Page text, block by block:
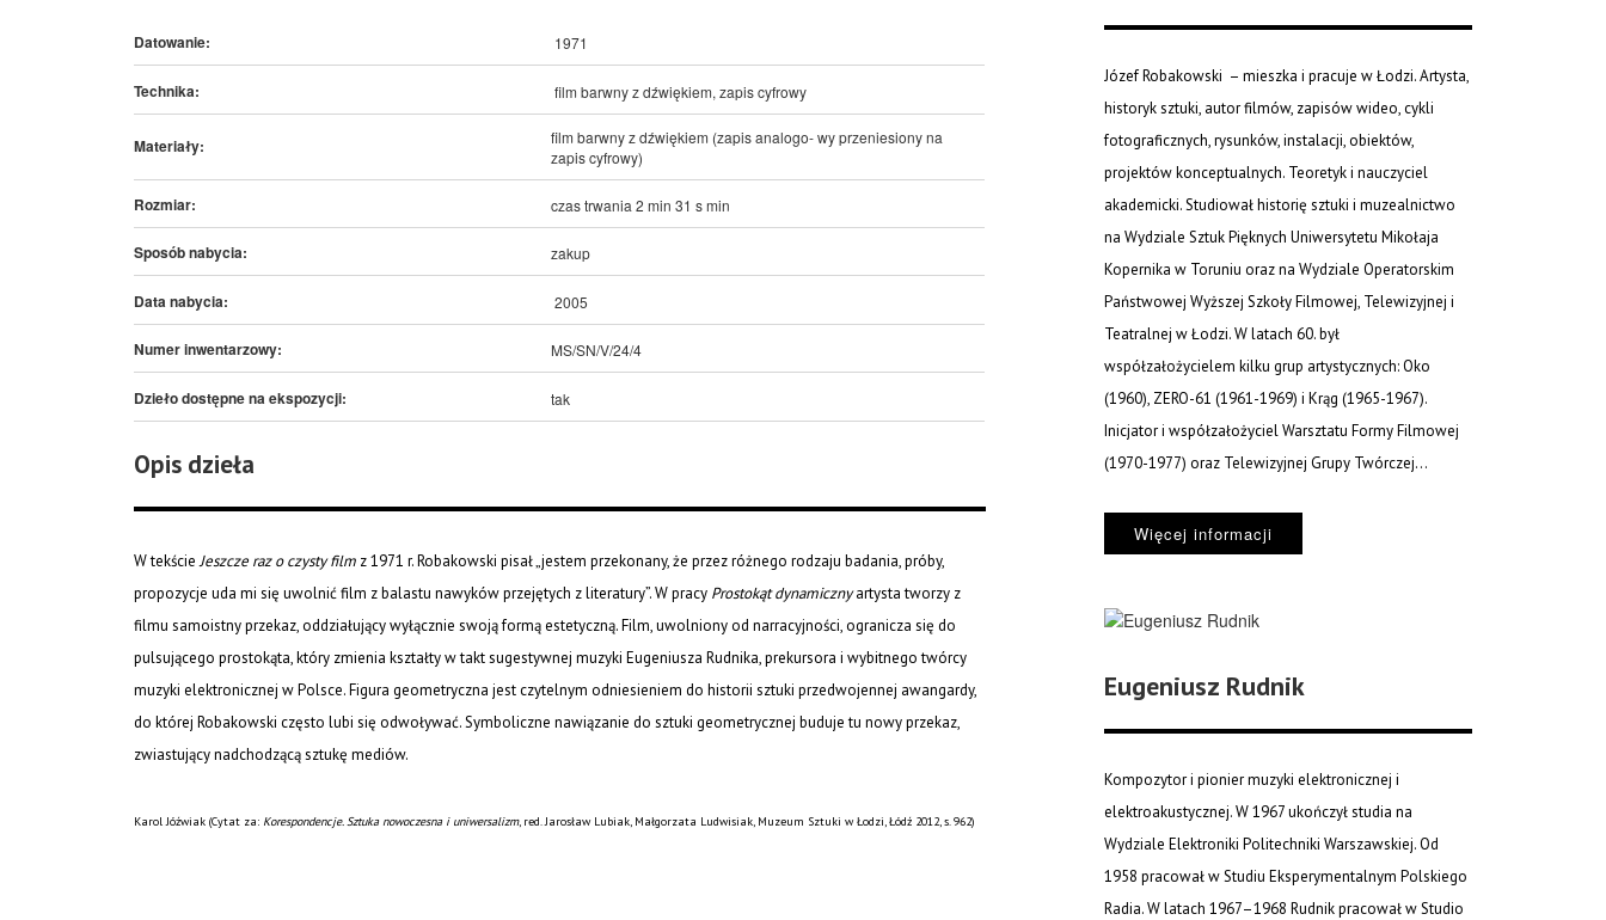
Datowanie: 1971
Technika: film barwny z dźwiękiem, zapis cyfrowy
Materiały:
film barwny z dźwiękiem (zapis analogo- wy przeniesiony na
zapis cyfrowy)
Rozmiar: czas trwania 2 min 31 s min
Sposób nabycia: zakup
Data nabycia: 2005
Numer inwentarzowy: MS/SN/V/24/4
Dzieło dostępne na ekspozycji: tak
Opis dzieła
W tekścieJeszcze raz o czysty film z 1971 r. Robakowski pisał „jestem przekonany, że przez różnego rodzaju badania, próby,
propozycje uda mi się uwolnić film z balastu nawyków przejętych z literatury”. W pracy Prostokąt dynamicznyartysta tworzy z
filmu samoistny przekaz, oddziałujący wyłącznie swoją formą estetyczną. Film, uwolniony od narracyjności, ogranicza się do
pulsującego prostokąta, który zmienia kształty w takt sugestywnej muzyki Eugeniusza Rudnika, prekursora i wybitnego twórcy
muzyki elektronicznej w Polsce. Figura geometryczna jest czytelnym odniesieniem do historii sztuki przedwojennej awangardy,
do której Robakowski często lubi się odwoływać. Symboliczne nawiązanie do sztuki geometrycznej buduje tu nowy przekaz,
zwiastujący nadchodzącą sztukę mediów.
Karol Jóźwiak (Cytat za: Korespondencje. Sztuka nowoczesna i uniwersalizm, red. Jarosław Lubiak, Małgorzata Ludwisiak, Muzeum Sztuki w Łodzi, Łódź 2012, s. 962)
Józef Robakowski – mieszka i pracuje w Łodzi. Artysta,
historyk sztuki, autor filmów, zapisów wideo, cykli
fotograficznych, rysunków, instalacji, obiektów,
projektów konceptualnych. Teoretyk i nauczyciel
akademicki. Studiował historię sztuki i muzealnictwo
na Wydziale Sztuk Pięknych Uniwersytetu Mikołaja
Kopernika w Toruniu oraz na Wydziale Operatorskim
Państwowej Wyższej Szkoły Filmowej, Telewizyjnej i
Teatralnej w Łodzi. W latach 60. był
współzałożycielem kilku grup artystycznych: Oko
(1960), ZERO-61 (1961-1969) i Krąg (1965-1967).
Inicjator i współzałożyciel Warsztatu Formy Filmowej
(1970-1977) oraz Telewizyjnej Grupy Twórczej...
Więcej informacji
Eugeniusz Rudnik
Kompozytor i pionier muzyki elektronicznej i
elektroakustycznej. W 1967 ukończył studia na
Wydziale Elektroniki Politechniki Warszawskiej. Od
1958 pracował w Studiu Eksperymentalnym Polskiego
Radia. W latach 1967–1968 Rudnik pracował w Studio